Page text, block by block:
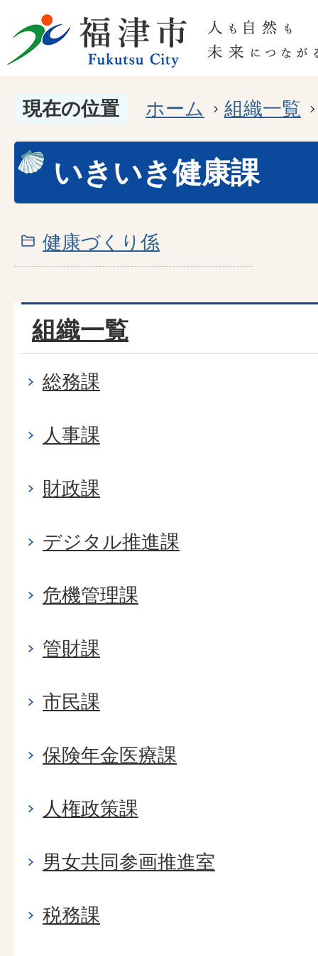
現在の位置 ホーム 組織一覧
いきいき健康課
健康づくり係
組織一覧
総務課
人事課
財政課
デジタル推進課
危機管理課
管財課
市民課
保険年金医療課
人権政策課
男女共同参画推進室
税務課